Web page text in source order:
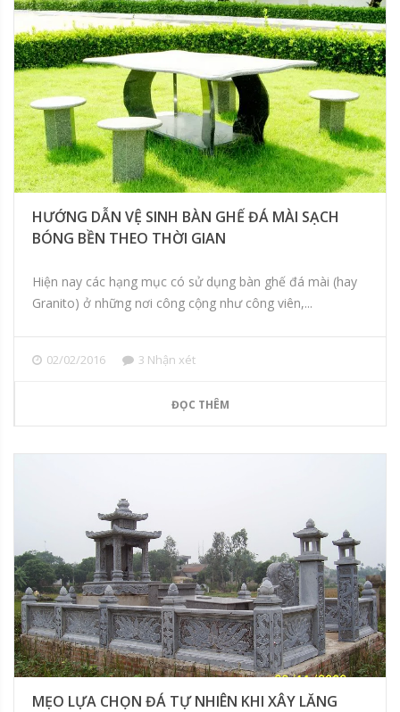
HƯỚNG DẪN VỆ SINH BÀN GHẾ ĐÁ MÀI SẠCH
BÓNG BỀN THEO THỜI GIAN
Hiện nay các hạng mục có sử dụng bàn ghế đá mài (hay
Granito) ở những nơi công cộng như công viên,...
02/02/2016 3 Nhận xét
ĐỌC THÊM
MẸO LỰA CHỌN ĐÁ TỰ NHIÊN KHI XÂY LĂNG